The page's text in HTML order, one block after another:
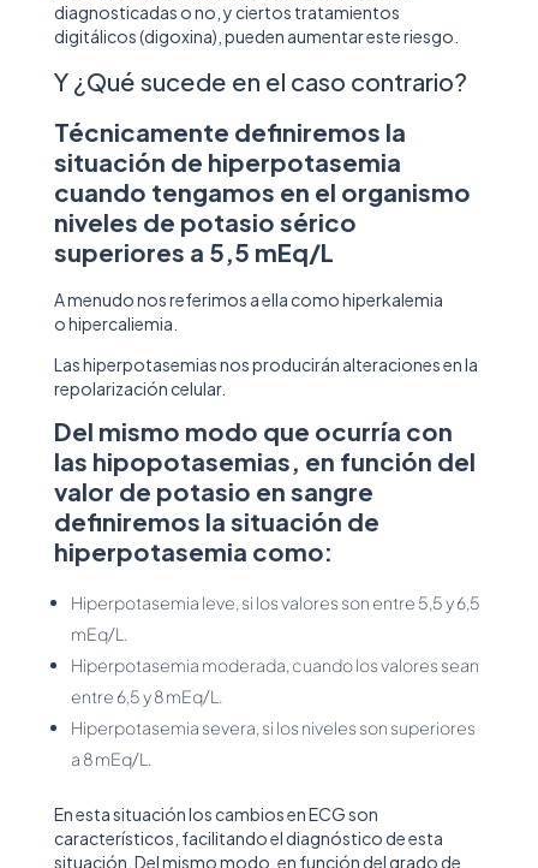
diagnosticadas o no, y ciertos tratamientos
digitálicos (digoxina), pueden aumentar este riesgo.
Y ¿Qué sucede en el caso contrario?
Técnicamente definiremos la
situación de hiperpotasemia
cuando tengamos en el organismo
niveles de potasio sérico
superiores a 5,5 mEq/L
A menudo nos referimos a ella como hiperkalemia
o hipercaliemia.
Las hiperpotasemias nos producirán alteraciones en la
repolarización celular.
Del mismo modo que ocurría con
las hipopotasemias, en función del
valor de potasio en sangre
definiremos la situación de
hiperpotasemia como:
Hiperpotasemia leve, si los valores son entre 5,5 y 6,5
mEq/L.
Hiperpotasemia moderada, cuando los valores sean
entre 6,5 y 8 mEq/L.
Hiperpotasemia severa, si los niveles son superiores
a 8 mEq/L.
En esta situación los cambios en ECG son
característicos, facilitando el diagnóstico de esta
situación. Del mismo modo, en función del grado de